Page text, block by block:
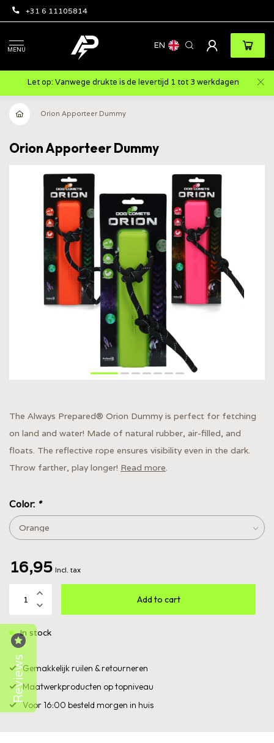
+31 6 11105814
MENU EN
Let op: Vanwege drukte is de levertijd 1 tot 3 werkdagen
Orion Apporteer Dummy
Orion Apporteer Dummy
The Always Prepared® Orion Dummy is perfect for fetching
on land and water! Made of natural rubber, air-filled, and
floats. The reflective rope ensures visibility even in the dark.
Throw farther, play longer! Read more.
Color: *
16,95 Incl. tax
Add to cart
In stock
Gemakkelijk ruilen & retourneren
Maatwerkproducten op topniveau
Voor 16:00 besteld morgen in huis
Reviews